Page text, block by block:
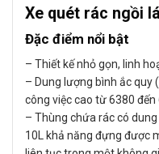
Xe quét rác ngồi
Đặc điểm nổi bật
– Thiết kế nhỏ gọn, linh
– Dung lượng bình ắc quy
công việc cao từ 6380 đến
– Thùng chứa rác có
10L khả năng đựng được